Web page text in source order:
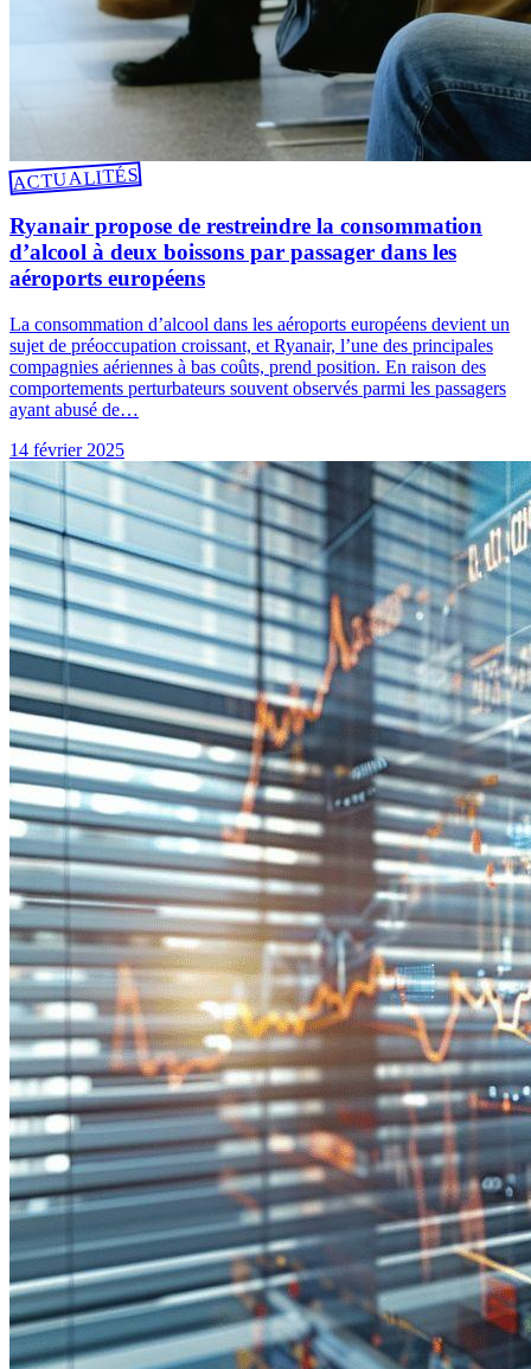
ACTUALITÉS
Ryanair propose de restreindre la consommation
d’alcool à deux boissons par passager dans les
aéroports européens
La consommation d’alcool dans les aéroports européens devient un
sujet de préoccupation croissant, et Ryanair, l’une des principales
compagnies aériennes à bas coûts, prend position. En raison des
comportements perturbateurs souvent observés parmi les passagers
ayant abusé de…
14 février 2025